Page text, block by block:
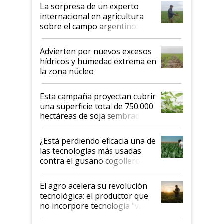
La sorpresa de un experto
internacional en agricultura
sobre el campo argentino:
"Estoy muy impresionado"
Advierten por nuevos excesos
hídricos y humedad extrema en
la zona núcleo
Esta campaña proyectan cubrir
una superficie total de 750.000
hectáreas de soja sembradas
con una nueva generación de
variedades que marcan un
salto tecnológico en genética y
rendimiento
¿Está perdiendo eficacia una de
las tecnologías más usadas
contra el gusano cogollero? El
desafío de una tecnología clave
El agro acelera su revolución
tecnológica: el productor que
no incorpore tecnología "va a
perder el tren"